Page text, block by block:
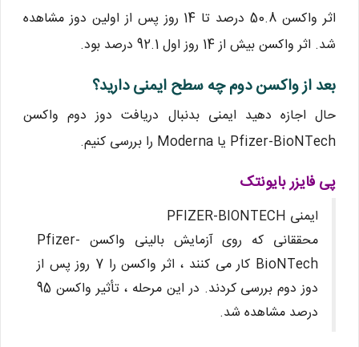
اثر واکسن 50.8 درصد تا 14 روز پس از اولین دوز مشاهده
شد. اثر واکسن بیش از 14 روز اول 92.1 درصد بود.
بعد از واکسن دوم چه سطح ایمنی دارید؟
حال اجازه دهید ایمنی بدنبال دریافت دوز دوم واکسن
Pfizer-BioNTech یا Moderna را بررسی کنیم.
پی فایزر بایونتک
ایمنی PFIZER-BIONTECH
محققانی که روی آزمایش بالینی واکسن Pfizer-
BioNTech کار می کنند ، اثر واکسن را 7 روز پس از
دوز دوم بررسی کردند. در این مرحله ، تأثیر واکسن 95
درصد مشاهده شد.